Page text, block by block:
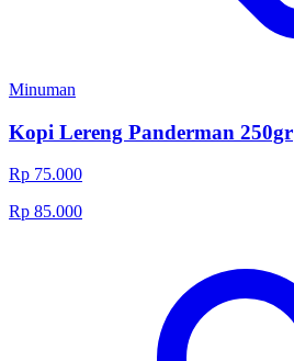
Minuman
Kopi Lereng Panderman 250gr
Rp 75.000
Rp 85.000